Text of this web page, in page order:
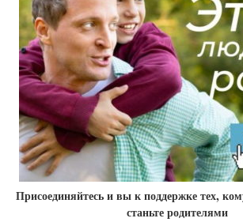
Присоединяйтесь и вы к поддержке тех,
станьте родителями